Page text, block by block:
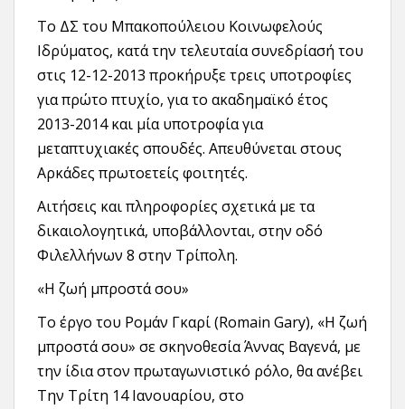
Το ΔΣ του Μπακοπούλειου Κοινωφελούς
Ιδρύματος, κατά την τελευταία συνεδρίασή του
στις 12-12-2013 προκήρυξε τρεις υποτροφίες
για πρώτο πτυχίο, για το ακαδημαϊκό έτος
2013-2014 και μία υποτροφία για
μεταπτυχιακές σπουδές. Απευθύνεται στους
Αρκάδες πρωτοετείς φοιτητές.
Αιτήσεις και πληροφορίες σχετικά με τα
δικαιολογητικά, υποβάλλονται, στην οδό
Φιλελλήνων 8 στην Τρίπολη.
«Η ζωή μπροστά σου»
Το έργο του Ρομάν Γκαρί (Romain Gary), «Η ζωή
μπροστά σου» σε σκηνοθεσία Άννας Βαγενά, με
την ίδια στον πρωταγωνιστικό ρόλο, θα ανέβει
Την Τρίτη 14 Ιανουαρίου, στο